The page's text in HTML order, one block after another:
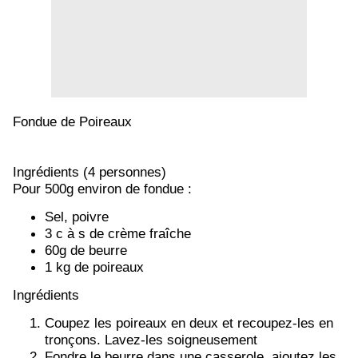
Fondue de Poireaux
Ingrédients (4 personnes)
Pour 500g environ de fondue :
Sel, poivre
3 c à s de crème fraîche
60g de beurre
1 kg de poireaux
Ingrédients
Coupez les poireaux en deux et recoupez-les en
tronçons. Lavez-les soigneusement